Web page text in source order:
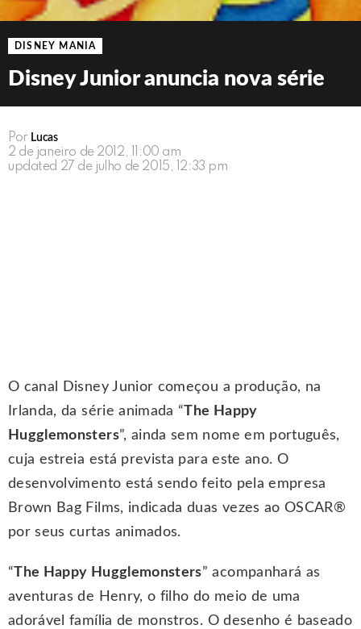
DISNEY MANIA
Disney Junior anuncia nova série
Por Lucas
2 de janeiro de 2012, 11:00 am
updated 27 de julho de 2015, 12:33 pm
O canal Disney Junior começou a produção, na
Irlanda, da série animada “The Happy
Hugglemonsters”, ainda sem nome em português,
cuja estreia está prevista para este ano. O
desenvolvimento está sendo feito pela empresa
Brown Bag Films, indicada duas vezes ao OSCAR®
por seus curtas animados.
“The Happy Hugglemonsters” acompanhará as
aventuras de Henry, o filho do meio de uma
adorável família de monstros. O desenho é baseado